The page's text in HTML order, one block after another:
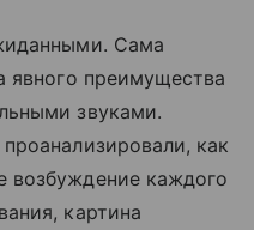
Сама
явного преимущества
звуками.
как
возбуждение каждого
картина